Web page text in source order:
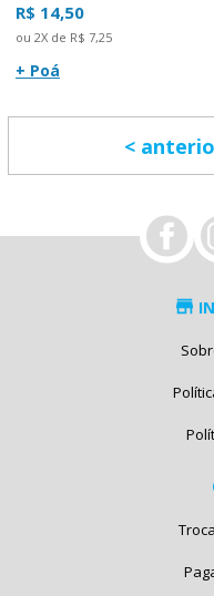
R$ 14,50
ou 2X de R$ 7,25
+ Poá